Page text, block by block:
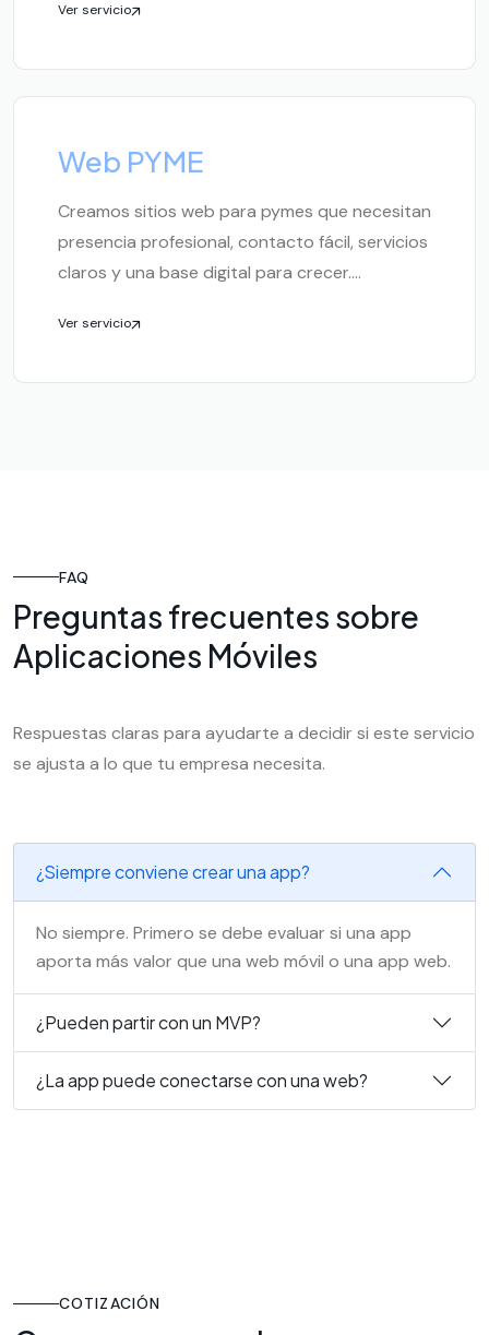
Ver servicio
Web PYME
Creamos sitios web para pymes que necesitan
presencia profesional, contacto fácil, servicios
claros y una base digital para crecer....
Ver servicio
FAQ
Preguntas frecuentes sobre
Aplicaciones Móviles
Respuestas claras para ayudarte a decidir si este servicio
se ajusta a lo que tu empresa necesita.
¿Siempre conviene crear una app?
No siempre. Primero se debe evaluar si una app
aporta más valor que una web móvil o una app web.
¿Pueden partir con un MVP?
¿La app puede conectarse con una web?
COTIZACIÓN